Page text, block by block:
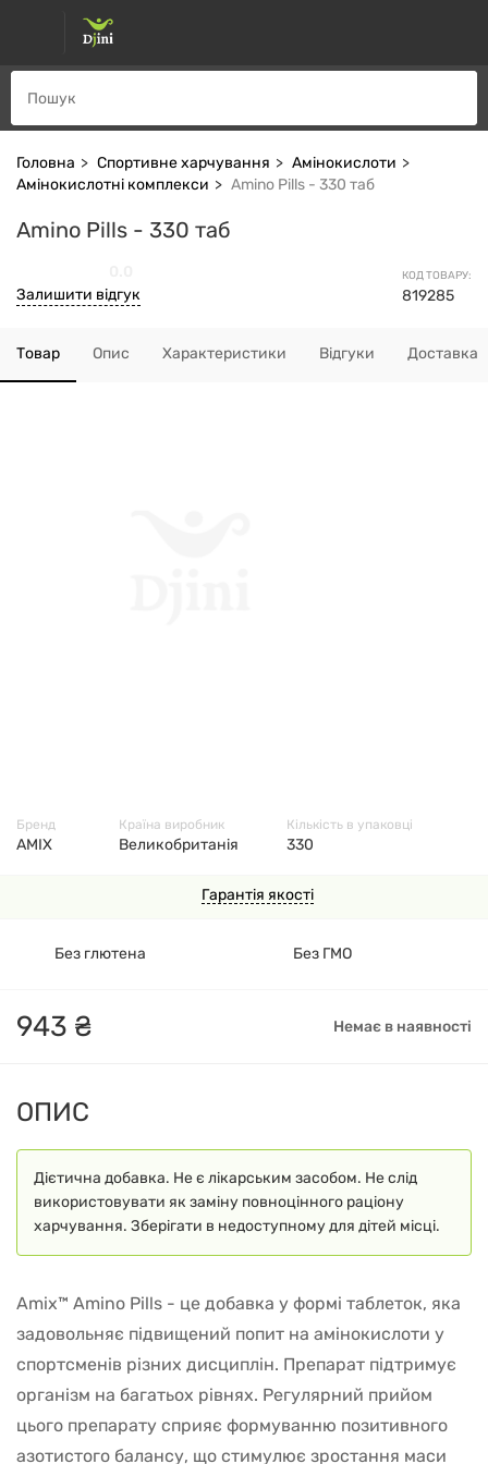
Головна Спортивне харчування
Амінокислоти
Амінокислотні комплекси
Amino Pills - 330 таб
Amino Pills - 330 таб
КОД ТОВАРУ:
819285
Залишити відгук
Товар Опис Характеристики Відгуки Доставка
Гарантія якості
943 ₴ Немає в наявності
Без глютена Без ГМО
Бренд
AMIX
Країна виробник
Великобританія
Кількість в упаковці
330
ОПИС
Дієтична добавка. Не є лікарським засобом. Не слід
використовувати як заміну повноцінного раціону
харчування. Зберігати в недоступному для дітей місці.
Amix™ Amino Pills - це добавка у формі таблеток, яка
задовольняє підвищений попит на амінокислоти у
спортсменів різних дисциплін. Препарат підтримує
організм на багатьох рівнях. Регулярний прийом
цього препарату сприяє формуванню позитивного
азотистого балансу, що стимулює зростання маси